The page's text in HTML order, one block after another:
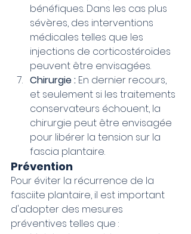
bénéfiques. Dans les cas plus
sévères, des interventions
médicales telles que les
injections de corticostéroïdes
peuvent être envisagées.
Chirurgie : En dernier recours,
et seulement si les traitements
conservateurs échouent, la
chirurgie peut être envisagée
pour libérer la tension sur la
fascia plantaire.
Prévention
Pour éviter la récurrence de la
fasciite plantaire, il est important
d'adopter des mesures
préventives telles que :